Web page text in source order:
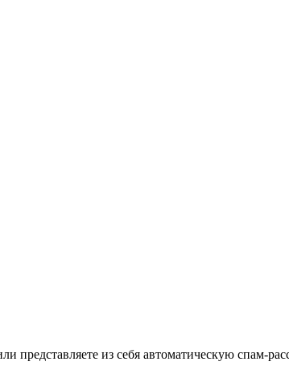
представляете из себя автоматическую спам-